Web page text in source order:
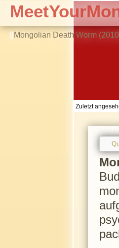
[[Mongolian Death Worm
Zuletzt